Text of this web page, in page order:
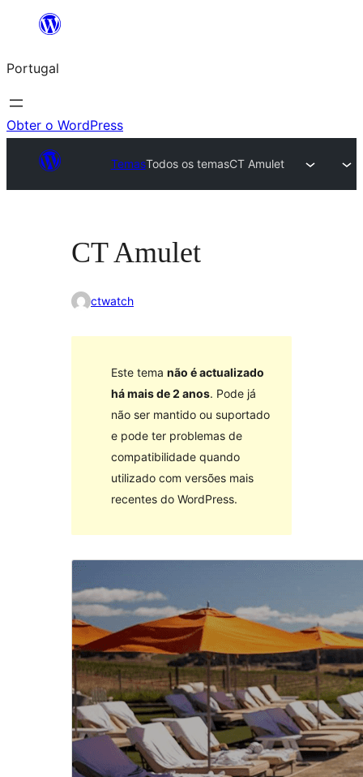
Saltar
o
conteúdo
Portugal
Obter o WordPress
TemasTodos os temasCT Amulet
CT Amulet
ctwatch
Este tema não é actualizado
há mais de 2 anos. Pode já
não ser mantido ou suportado
e pode ter problemas de
compatibilidade quando
utilizado com versões mais
recentes do WordPress.